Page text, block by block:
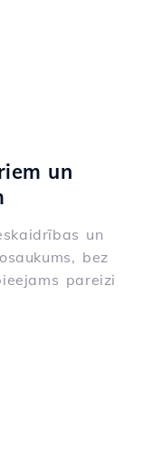
un
un
bez
pareizi